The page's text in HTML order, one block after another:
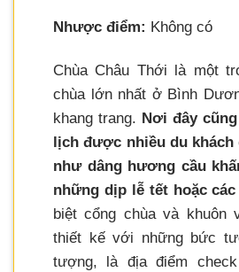
Nhược điểm: Không có
Chùa Châu Thới là một
chùa lớn nhất ở Bình
khang trang. Nơi đây
lịch được nhiều du khách
như dâng hương cầu
những dịp lễ tết hoặc các
biệt cổng chùa và khuôn
thiết kế với những bức
tượng, là địa điểm